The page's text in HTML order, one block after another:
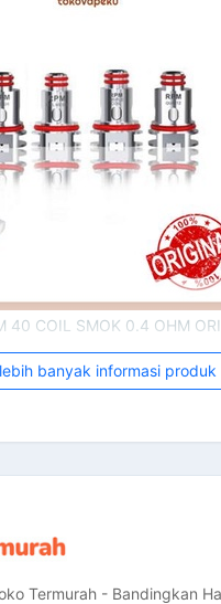
40 COIL SMOK 0.4 OHM
banyak informasi produk
Termurah - Bandingkan